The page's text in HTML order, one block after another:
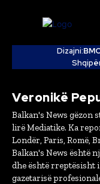
Dizajni:
Veronikë
Balkan's News gëzon
lirë Mediatike. Ka
Londër, Paris, Romë,
Balkan's News është
dhe është rreptësisht
gazetarisë